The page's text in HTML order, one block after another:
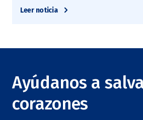
Leer noticia
Ayúdanos a
corazones